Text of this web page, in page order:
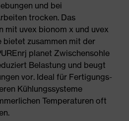
und bei
trocken. Das
mit uvex bionom x und uvex
bietet zusammen mit der
planet Zwischensohle
Belastung und beugt
vor. Ideal für Fertigungs-
Kühlungssysteme
Temperaturen oft